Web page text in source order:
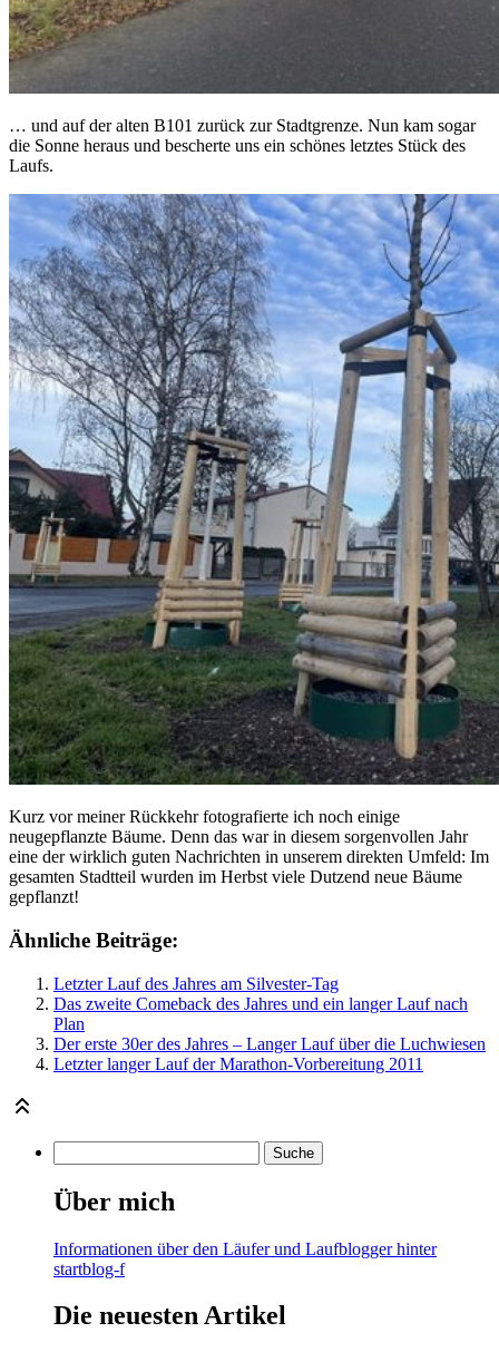
… und auf der alten B101 zurück zur Stadtgrenze. Nun kam sogar
die Sonne heraus und bescherte uns ein schönes letztes Stück des
Laufs.
Kurz vor meiner Rückkehr fotografierte ich noch einige
neugepflanzte Bäume. Denn das war in diesem sorgenvollen Jahr
eine der wirklich guten Nachrichten in unserem direkten Umfeld: Im
gesamten Stadtteil wurden im Herbst viele Dutzend neue Bäume
gepflanzt!
Ähnliche Beiträge:
Letzter Lauf des Jahres am Silvester-Tag
Das zweite Comeback des Jahres und ein langer Lauf nach
Plan
Der erste 30er des Jahres – Langer Lauf über die Luchwiesen
Letzter langer Lauf der Marathon-Vorbereitung 2011
Über mich
Informationen über den Läufer und Laufblogger hinter
startblog-f
Die neuesten Artikel